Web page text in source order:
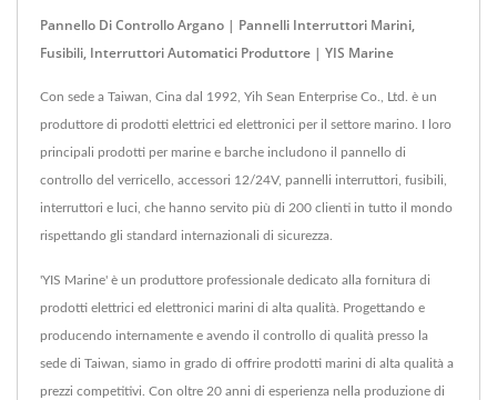
Pannello Di Controllo Argano | Pannelli Interruttori Marini,
Fusibili, Interruttori Automatici Produttore | YIS Marine
Con sede a Taiwan, Cina dal 1992, Yih Sean Enterprise Co., Ltd. è un
produttore di prodotti elettrici ed elettronici per il settore marino. I loro
principali prodotti per marine e barche includono il pannello di
controllo del verricello, accessori 12/24V, pannelli interruttori, fusibili,
interruttori e luci, che hanno servito più di 200 clienti in tutto il mondo
rispettando gli standard internazionali di sicurezza.
'YIS Marine' è un produttore professionale dedicato alla fornitura di
prodotti elettrici ed elettronici marini di alta qualità. Progettando e
producendo internamente e avendo il controllo di qualità presso la
sede di Taiwan, siamo in grado di offrire prodotti marini di alta qualità a
prezzi competitivi. Con oltre 20 anni di esperienza nella produzione di